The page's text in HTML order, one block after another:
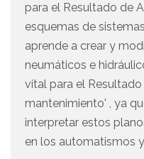
para el Resultado de
esquemas de
aprende a crear y
neumáticos e
vital para el
mantenimiento' , ya
interpretar estos
en los automatismos